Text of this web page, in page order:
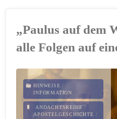
„Paulus auf dem
alle Folgen auf
HINWEISE /
INFORMATION
ANDACHTSREIHE /
APOSTELGESCHICHTE /